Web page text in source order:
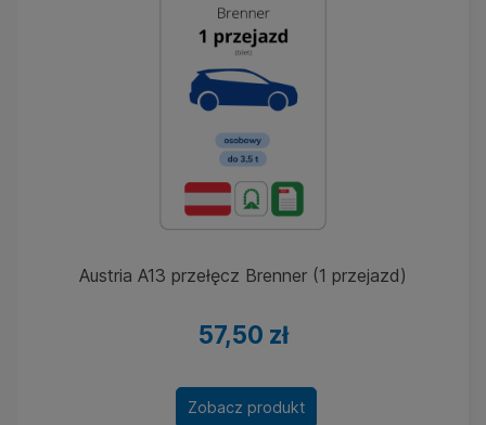
Austria A13 przełęcz Brenner (1 przejazd)
57,50 zł
Zobacz produkt